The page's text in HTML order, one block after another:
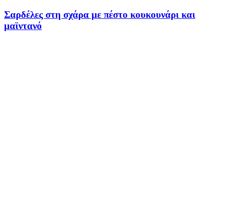
Σαρδέλες στη σχάρα με πέστο κουκουνάρι και
μαϊντανό